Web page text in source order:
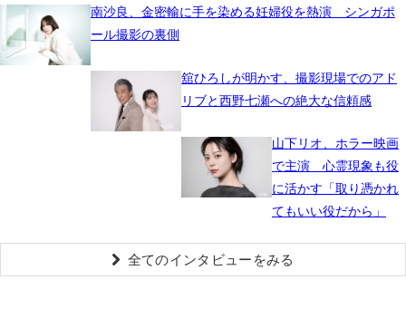
南沙良、金密輸に手を染める妊婦役を熱演 シンガポ
ール撮影の裏側
舘ひろしが明かす、撮影現場でのアド
リブと西野七瀬への絶大な信頼感
山下リオ、ホラー映画
で主演 心霊現象も役
に活かす「取り憑かれ
てもいい役だから」
全てのインタビューをみる